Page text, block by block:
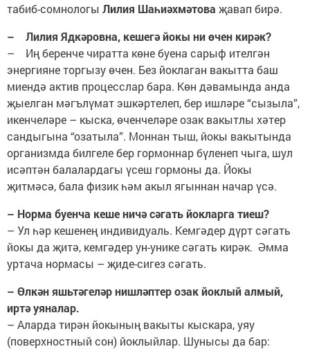
табиб-сомнологы Лилия Шаһиәхмәтова җавап бирә.
– Лилия Ядкәровна, кешегә йокы ни өчен кирәк?
– Иң беренче чиратта көне буена сарыф ителгән
энергияне торгызу өчен. Без йоклаган вакытта баш
миендә актив процесслар бара. Көн дәвамында анда
җыелган мәгълүмат эшкәртелеп, бер ишләре “сызыла”,
икенчеләре – кыска, өченчеләре озак вакытлы хәтер
сандыгына “озатыла”. Моннан тыш, йокы вакытында
организмда билгеле бер гормоннар бүленеп чыга, шул
исәптән балалардагы үсеш гормоны да. Йокы
җитмәсә, бала физик һәм акыл ягыннан начар үсә.
– Норма буенча кеше ничә сәгать йокларга тиеш?
– Ул һәр кешенең индивидуаль. Кемгәдер дүрт сәгать
йокы да җитә, кемгәдер ун-унике сәгать кирәк. Әмма
уртача нормасы – җиде-сигез сәгать.
– Өлкән яшьтәгеләр нишләптер озак йоклый алмый,
иртә уяналар.
– Аларда тирән йокының вакыты кыскара, уяу
(поверхностный сон) йоклыйлар. Шунысы да бар: